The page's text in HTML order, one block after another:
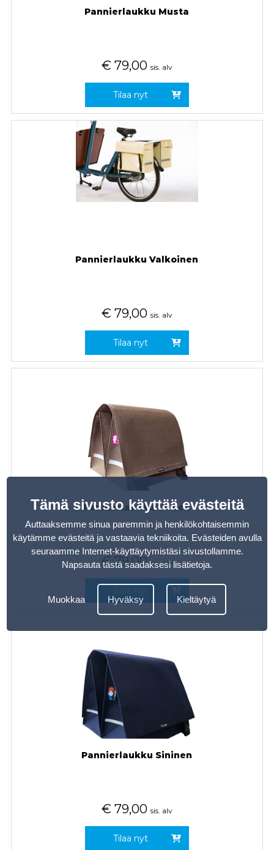
Pannierlaukku Musta
€ 79,00 sis. alv
Tilaa nyt
Pannierlaukku Valkoinen
€ 79,00 sis. alv
Tilaa nyt
Pannierlaukku Tweed
€ 79,00 sis. alv
Tilaa nyt
Pannierlaukku Sininen
€ 79,00 sis. alv
Tilaa nyt
Tämä sivusto käyttää evästeitä
Auttaaksemme sinua paremmin ja henkilökohtaisemmin
käytämme evästeitä ja vastaavia tekniikoita. Evästeiden avulla
seuraamme Internet-käyttäytymistäsi sivustollamme.
Napsauta tästä saadaksesi lisätietoja.
Muokkaa Hyväksy Kieltäytyä